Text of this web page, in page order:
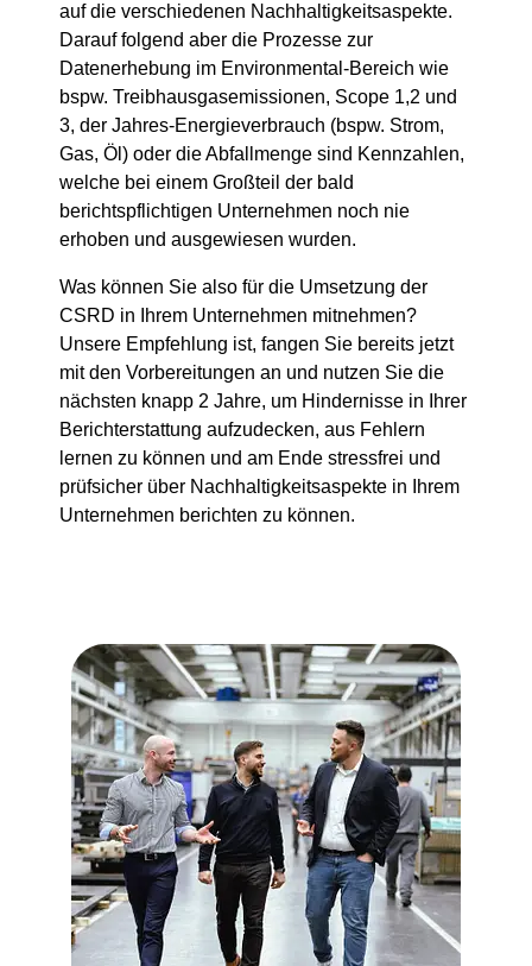
auf die verschiedenen Nachhaltigkeitsaspekte.
Darauf folgend aber die Prozesse zur
Datenerhebung im Environmental-Bereich wie
bspw. Treibhausgasemissionen, Scope 1,2 und
3, der Jahres-Energieverbrauch (bspw. Strom,
Gas, Öl) oder die Abfallmenge sind Kennzahlen,
welche bei einem Großteil der bald
berichtspflichtigen Unternehmen noch nie
erhoben und ausgewiesen wurden.
Was können Sie also für die Umsetzung der
CSRD in Ihrem Unternehmen mitnehmen?
Unsere Empfehlung ist, fangen Sie bereits jetzt
mit den Vorbereitungen an und nutzen Sie die
nächsten knapp 2 Jahre, um Hindernisse in Ihrer
Berichterstattung aufzudecken, aus Fehlern
lernen zu können und am Ende stressfrei und
prüfsicher über Nachhaltigkeitsaspekte in Ihrem
Unternehmen berichten zu können.